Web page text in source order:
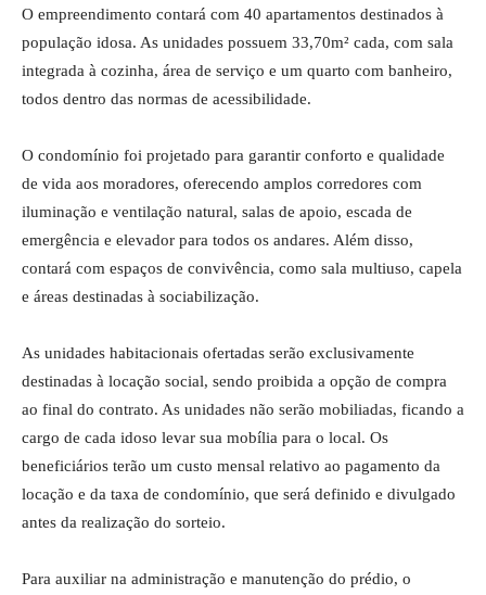
O empreendimento contará com 40 apartamentos destinados à
população idosa. As unidades possuem 33,70m² cada, com sala
integrada à cozinha, área de serviço e um quarto com banheiro,
todos dentro das normas de acessibilidade.
O condomínio foi projetado para garantir conforto e qualidade
de vida aos moradores, oferecendo amplos corredores com
iluminação e ventilação natural, salas de apoio, escada de
emergência e elevador para todos os andares. Além disso,
contará com espaços de convivência, como sala multiuso, capela
e áreas destinadas à sociabilização.
As unidades habitacionais ofertadas serão exclusivamente
destinadas à locação social, sendo proibida a opção de compra
ao final do contrato. As unidades não serão mobiliadas, ficando a
cargo de cada idoso levar sua mobília para o local. Os
beneficiários terão um custo mensal relativo ao pagamento da
locação e da taxa de condomínio, que será definido e divulgado
antes da realização do sorteio.
Para auxiliar na administração e manutenção do prédio, o